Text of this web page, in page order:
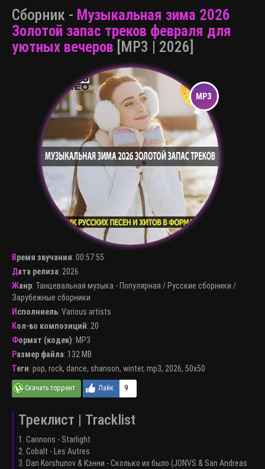
Сборник - Музыкальная зима 2026
Золотой запас треков февраля для
уютных вечеров [MP3 | 2026]
Время звучания: 00:57:55
Дата релиза: 2026
Жанр: Танцевальная музыка - Популярная / Русские сборники /
Зарубежные сборники
Исполниель: Various artists
Кол-во композиций: 20
Формат (кодек): MP3
Размер файла: 132 MB
Теги: pop, rock, dance, shanson, winter, mp3, 2026, 50x50
9
Треклист | Tracklist
1. Cannons - Starlight
2. Cobalt - Les Autres
3. Dan Korshunov & Кэнни - Сколько их было (JONVS & San Andreas